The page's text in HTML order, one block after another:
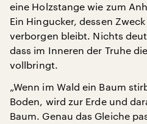
eine Holzstange wie zum
Ein Hingucker, dessen
verborgen bleibt. Nichts
dass im Inneren der Truhe
vollbringt.
„Wenn im Wald ein Baum
Boden, wird zur Erde und
Baum. Genau das Gleiche